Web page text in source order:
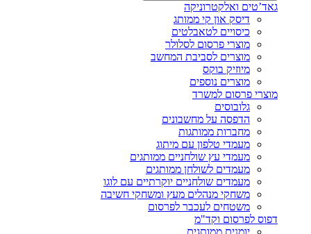
גאד’טים ואלקטרוניקה
דיסק און קי ממותג
כיסויים לטאבלטים
מוצרי פרסום לסלולר
מוצרים לסביבת המחשב
מיוזיק בוקס
מוצרים נוספים
מוצרי פרסום למשרד
גלובוסים
הדפסה על מחשבונים
מחברות ממותגות
מעמדי טלפון עם מיתוג
מעמדי עץ שולחניים ממותגים
מעמדים לשולחן ממותגים
מעמדים שולחניים יוקרתיים עם לוגו
משחקי מנהלים מעץ ומשחקי חשיבה
משטחים לעכבר לפרסום
דפוס לפרסום וקד"מ
יומנים ממותגים